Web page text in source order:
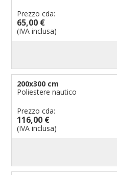
Prezzo cda:
65,00 €
(IVA inclusa)
200x300 cm
Poliestere nautico
Prezzo cda:
116,00 €
(IVA inclusa)